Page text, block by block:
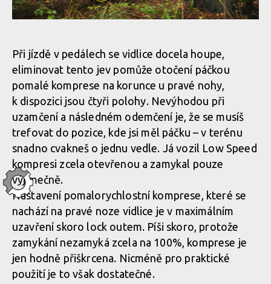
Při jízdě v pedálech se vidlice docela houpe,
eliminovat tento jev pomůže otočení páčkou
pomalé komprese na korunce u pravé nohy,
k dispozici jsou čtyři polohy. Nevýhodou při
uzamčení a následném odemčení je, že se musíš
trefovat do pozice, kde jsi měl páčku – v terénu
snadno cvakneš o jednu vedle. Já vozil Low Speed
kompresi zcela otevřenou a zamykal pouze
výjimečně.
Nastavení pomalorychlostní komprese, které se
nachází na pravé noze vidlice je v maximálním
uzavření skoro lock outem. Píši skoro, protože
zamykání nezamyká zcela na 100%, komprese je
jen hodně přiškrcena. Nicméně pro praktické
použití je to však dostatečné.